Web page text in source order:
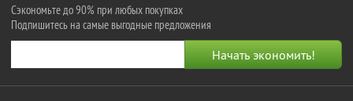
Сэкономьте до 90% при любых покупках
Подпишитесь на самые выгодные предложения